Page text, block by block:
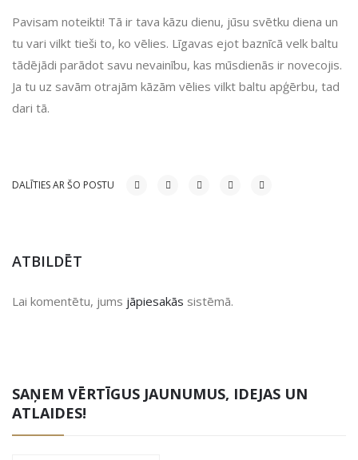
Pavisam noteikti! Tā ir tava kāzu dienu, jūsu svētku diena un
tu vari vilkt tieši to, ko vēlies. Līgavas ejot baznīcā velk baltu
tādējādi parādot savu nevainību, kas mūsdienās ir novecojis.
Ja tu uz savām otrajām kāzām vēlies vilkt baltu apģērbu, tad
dari tā.
DALĪTIES AR ŠO POSTU
ATBILDĒT
Lai komentētu, jums jāpiesakās sistēmā.
SAŅEM VĒRTĪGUS JAUNUMUS, IDEJAS UN
ATLAIDES!